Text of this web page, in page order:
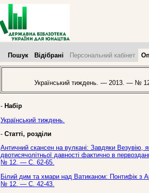
Пошук Відібрані Персональний кабінет
Український тиждень. — 2013. — №
- Набір
Український тиждень.
- Статті, розділи
Античний скансен на вулкані: Завдяки
двотисячолітньої давності фактично в
№ 12. — С. 62-65.
Білий дим та хмари над Ватиканом: Понтифік з
№ 12. — С. 42-43.